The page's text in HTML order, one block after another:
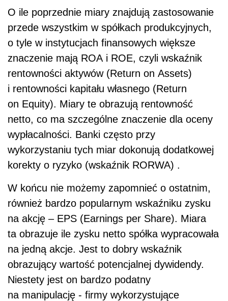
O ile poprzednie miary znajdują zastosowanie
przede wszystkim w spółkach produkcyjnych,
o tyle w instytucjach finansowych większe
znaczenie mają ROA i ROE, czyli wskaźnik
rentowności aktywów (Return on Assets)
i rentowności kapitału własnego (Return
on Equity). Miary te obrazują rentowność
netto, co ma szczególne znaczenie dla oceny
wypłacalności. Banki często przy
wykorzystaniu tych miar dokonują dodatkowej
korekty o ryzyko (wskaźnik RORWA) .
W końcu nie możemy zapomnieć o ostatnim,
również bardzo popularnym wskaźniku zysku
na akcję – EPS (Earnings per Share). Miara
ta obrazuje ile zysku netto spółka wypracowała
na jedną akcje. Jest to dobry wskaźnik
obrazujący wartość potencjalnej dywidendy.
Niestety jest on bardzo podatny
na manipulację - firmy wykorzystujące